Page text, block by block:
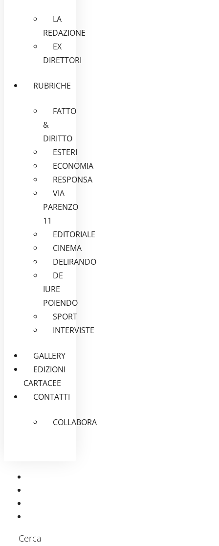
LA
REDAZIONE
EX
DIRETTORI
RUBRICHE
FATTO
&
DIRITTO
ESTERI
ECONOMIA
RESPONSA
VIA
PARENZO
11
EDITORIALE
CINEMA
DELIRANDO
DE
IURE
POIENDO
SPORT
INTERVISTE
GALLERY
EDIZIONI
CARTACEE
CONTATTI
COLLABORA
Cerca